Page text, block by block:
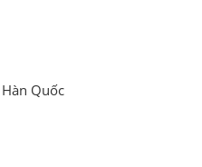
Quốc